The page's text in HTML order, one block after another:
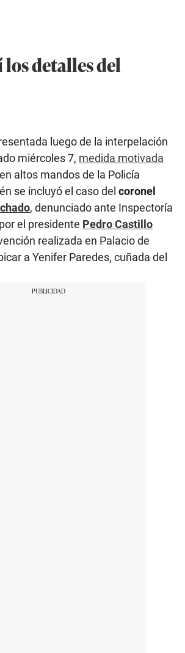
los detalles del
luego de la interpelación
miércoles 7, medida motivada
altos mandos de la Policía
se incluyó el caso del coronel
, denunciado ante Inspectoría
el presidente Pedro Castillo
realizada en Palacio de
a Yenifer Paredes, cuñada del